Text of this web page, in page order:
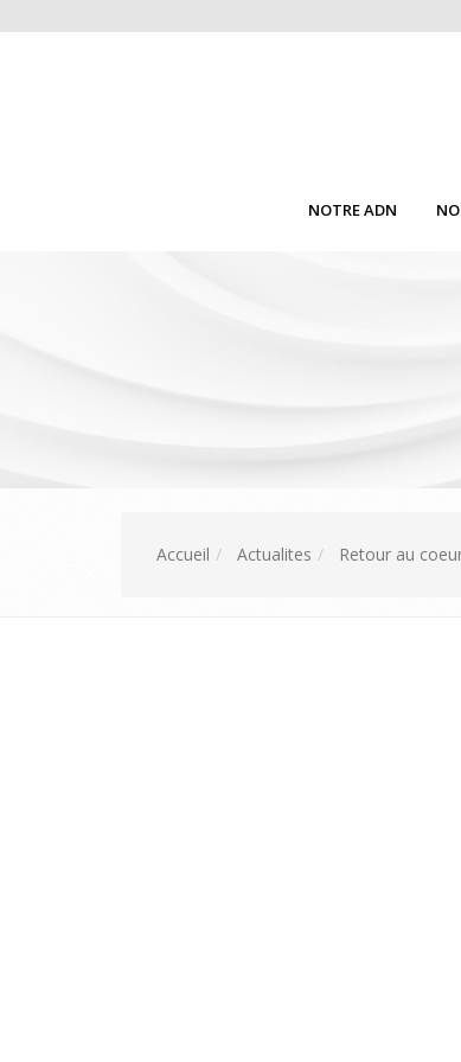
NOTRE ADN
Accueil Actualites Retour au